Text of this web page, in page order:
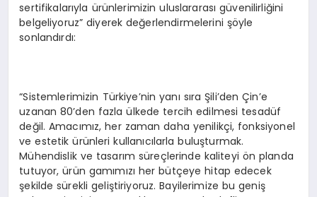
sertifikalarıyla ürünlerimizin uluslararası güvenilirliğini
belgeliyoruz” diyerek değerlendirmelerini şöyle
sonlandırdı:
“Sistemlerimizin Türkiye’nin yanı sıra Şili’den Çin’e
uzanan 80’den fazla ülkede tercih edilmesi tesadüf
değil. Amacımız, her zaman daha yenilikçi, fonksiyonel
ve estetik ürünleri kullanıcılarla buluşturmak.
Mühendislik ve tasarım süreçlerinde kaliteyi ön planda
tutuyor, ürün gamımızı her bütçeye hitap edecek
şekilde sürekli geliştiriyoruz. Bayilerimize bu geniş